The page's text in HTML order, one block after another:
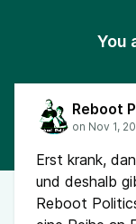
You
Reboot
Erst krank,
und deshalb
Reboot